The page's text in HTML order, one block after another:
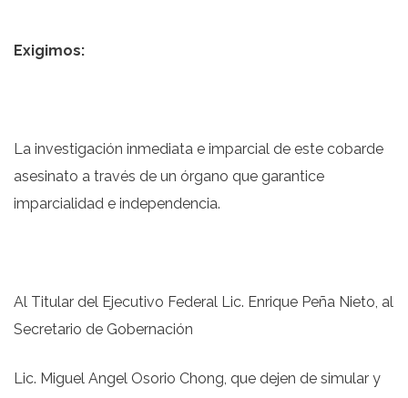
Exigimos:
La investigación inmediata e imparcial de este cobarde
asesinato a través de un órgano que garantice
imparcialidad e independencia.
Al Titular del Ejecutivo Federal Lic. Enrique Peña Nieto, al
Secretario de Gobernación
Lic. Miguel Angel Osorio Chong, que dejen de simular y